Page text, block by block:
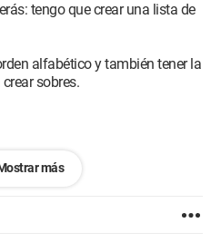
tengo que crear una lista de
alfabético y también tener la
sobres.
los nombres y
luego, hay algo que me
impedirá organizar por orden
más